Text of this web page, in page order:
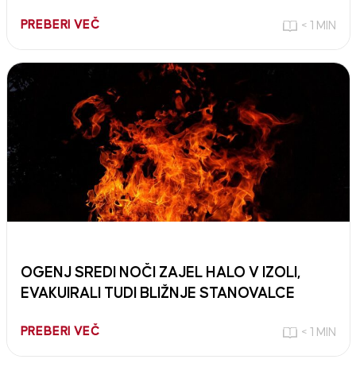
PREBERI VEČ < 1 MIN
OGENJ SREDI NOČI ZAJEL HALO V IZOLI,
EVAKUIRALI TUDI BLIŽNJE STANOVALCE
PREBERI VEČ < 1 MIN